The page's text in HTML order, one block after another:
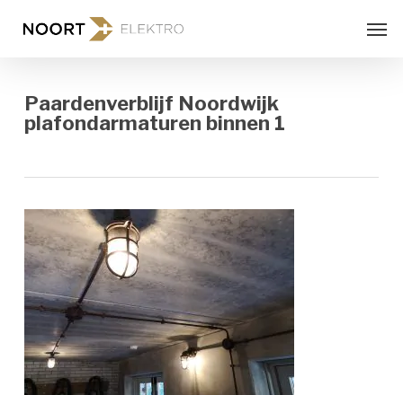
contentPaardenverblijf Noordwijk
plafondarmaturen binnen 1